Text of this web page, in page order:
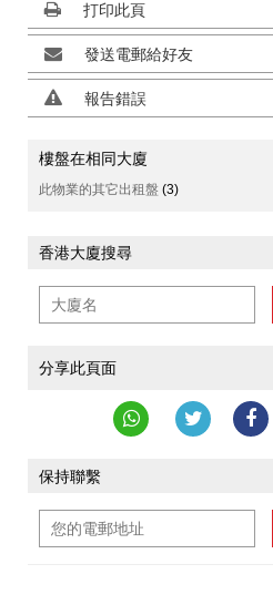
打印此頁
發送電郵給好友
報告錯誤
樓盤在相同大廈
此物業的其它出租盤 (3)
香港大廈搜尋
分享此頁面
保持聯繫